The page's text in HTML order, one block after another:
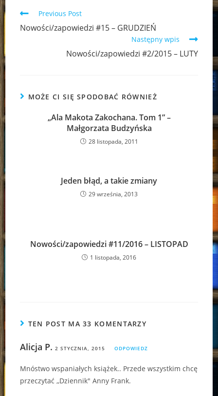
Read
articles
Previous Post
Nowości/zapowiedzi #15 – GRUDZIEŃ
Następny wpis
Nowości/zapowiedzi #2/2015 – LUTY
MOŻE CI SIĘ SPODOBAĆ RÓWNIEŻ
„Ala Makota Zakochana. Tom 1” –
Małgorzata Budzyńska
28 listopada, 2011
Jeden błąd, a takie zmiany
29 września, 2013
Nowości/zapowiedzi #11/2016 – LISTOPAD
1 listopada, 2016
TEN POST MA 33 KOMENTARZY
Alicja P. 2 STYCZNIA, 2015 ODPOWIEDZ
Mnóstwo wspaniałych książek.. Przede wszystkim chcę
przeczytać ,,Dziennik" Anny Frank.